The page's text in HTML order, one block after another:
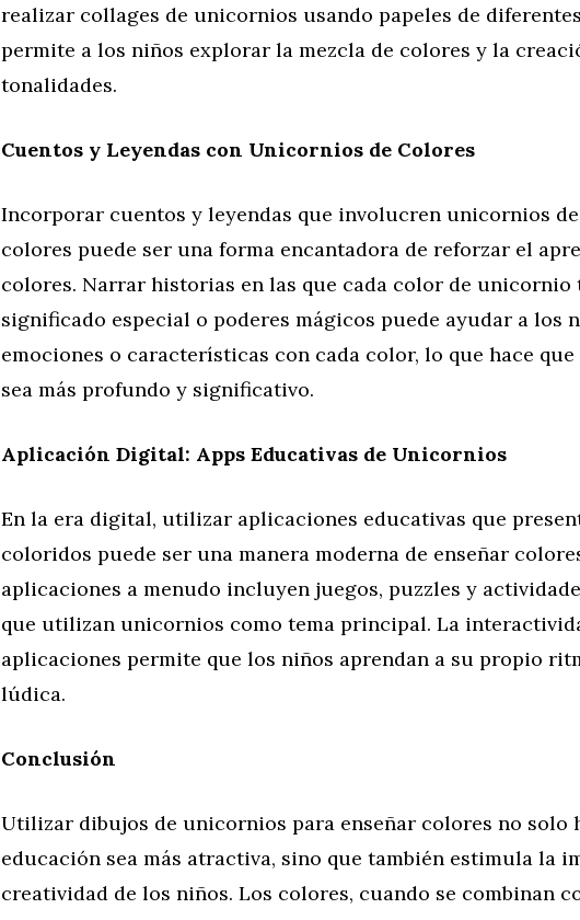
realizar collages de unicornios usando papeles de
permite a los niños explorar la mezcla de colores y la
tonalidades.
Cuentos y Leyendas con Unicornios de Colores
Incorporar cuentos y leyendas que involucren unicornios
colores puede ser una forma encantadora de reforzar el
colores. Narrar historias en las que cada color de unicornio
significado especial o poderes mágicos puede ayudar a los
emociones o características con cada color, lo que hace
sea más profundo y significativo.
Aplicación Digital: Apps Educativas de Unicornios
En la era digital, utilizar aplicaciones educativas que
coloridos puede ser una manera moderna de enseñar
aplicaciones a menudo incluyen juegos, puzzles y
que utilizan unicornios como tema principal. La
aplicaciones permite que los niños aprendan a su propio
lúdica.
Conclusión
Utilizar dibujos de unicornios para enseñar colores no solo
educación sea más atractiva, sino que también estimula la
creatividad de los niños. Los colores, cuando se combinan